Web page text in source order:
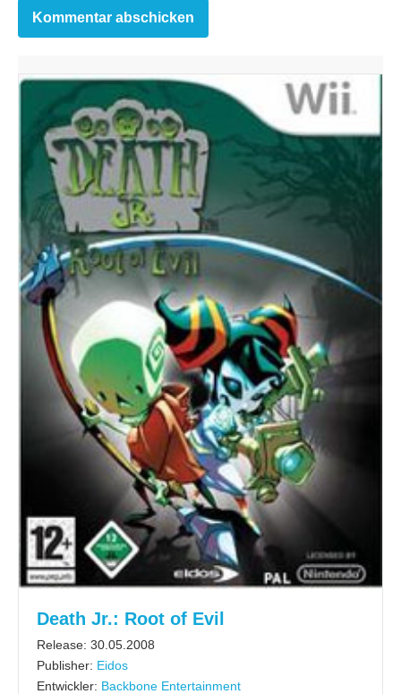
Death Jr.: Root of Evil
Release: 30.05.2008
Publisher: Eidos
Entwickler: Backbone Entertainment